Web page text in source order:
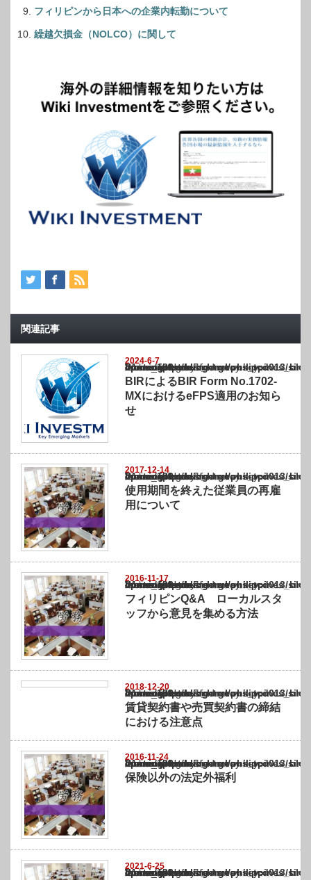
フィリピンから日本への企業内転勤について
繰越欠損金（NOLCO）に関して
関連記事
2024-6-7
Warning
: Undefined array key "show_category" in
/home/netst/kuno-cpa.co.jp/public_html/philippines_blog/wp-content/themes/
on line183
BIRによるBIR Form No.1702-
MXにおけるeFPS適用のお知ら
せ
2017-12-14
Warning
: Undefined array key "show_category" in
/home/netst/kuno-cpa.co.jp/public_html/philippines_blog/wp-content/themes/
on line183
使用期間を終えた従業員の再雇
用について
2016-11-17
Warning
: Undefined array key "show_category" in
/home/netst/kuno-cpa.co.jp/public_html/philippines_blog/wp-content/themes/
on line183
フィリピンQ&A ローカルスタ
ッフから意見を集める方法
2018-12-20
Warning
: Undefined array key "show_category" in
/home/netst/kuno-cpa.co.jp/public_html/philippines_blog/wp-content/themes/
on line183
賃貸契約書や売買契約書の締結
における注意点
2016-11-24
Warning
: Undefined array key "show_category" in
/home/netst/kuno-cpa.co.jp/public_html/philippines_blog/wp-content/themes/
on line183
保険以外の法定外福利
2021-6-25
Warning
: Undefined array key "show_category" in
/home/netst/kuno-cpa.co.jp/public_html/philippines_blog/wp-content/themes/
on line183